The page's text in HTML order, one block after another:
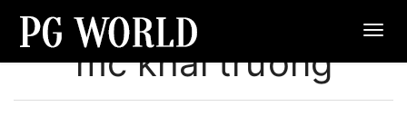
mc khai trương